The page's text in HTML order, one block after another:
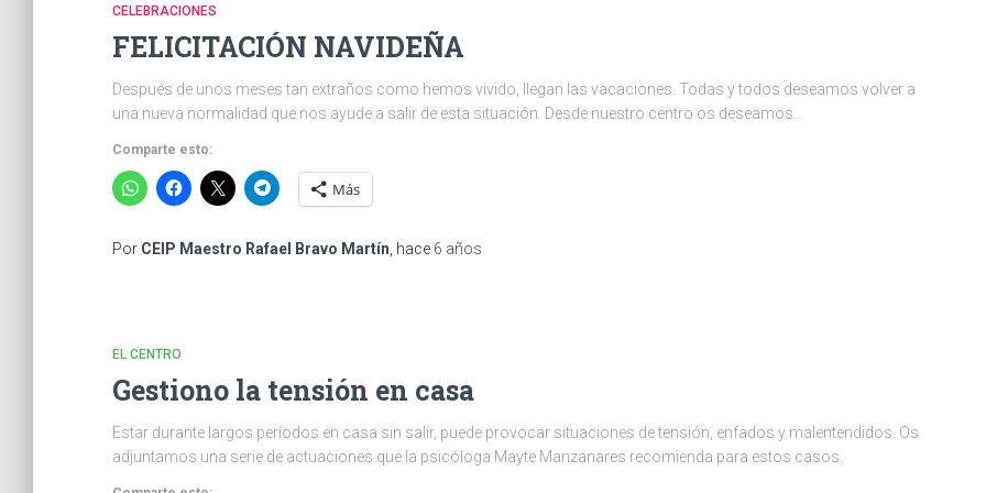
CELEBRACIONES
FELICITACIÓN NAVIDEÑA
Después de unos meses tan extraños como hemos vivido, llegan las vacaciones. Todas y todos deseamos volver a
una nueva normalidad que nos ayude a salir de esta situación. Desde nuestro centro os deseamos…
Comparte esto:
Más
Por CEIP Maestro Rafael Bravo Martín , hace 6 años
EL CENTRO
Gestiono la tensión en casa
Estar durante largos períodos en casa sin salir, puede provocar situaciones de tensión, enfados y malentendidos. Os
adjuntamos una serie de actuaciones que la psicóloga Mayte Manzanares recomienda para estos casos.